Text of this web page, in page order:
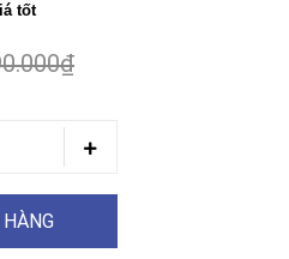
tốt